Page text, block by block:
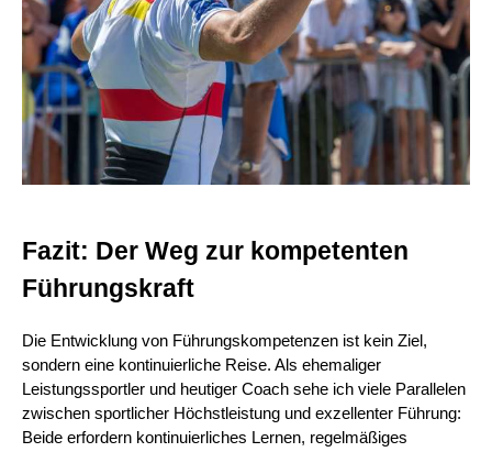
Fazit: Der Weg zur kompetenten
Führungskraft
Die Entwicklung von Führungskompetenzen ist kein Ziel,
sondern eine kontinuierliche Reise. Als ehemaliger
Leistungssportler und heutiger Coach sehe ich viele Parallelen
zwischen sportlicher Höchstleistung und exzellenter Führung:
Beide erfordern kontinuierliches Lernen, regelmäßiges